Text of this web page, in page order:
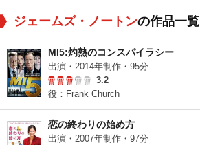
ジェームズ・ノートンの作品一覧
MI5:灼熱のコンスパイラシー
出演・2014年制作・95分
3.2
役：Frank Church
恋の終わりの始め方
出演・2007年制作・97分